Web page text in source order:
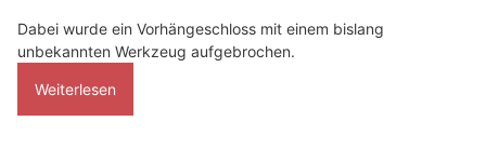
Dabei wurde ein Vorhängeschloss mit einem bislang
unbekannten Werkzeug aufgebrochen.
Weiterlesen